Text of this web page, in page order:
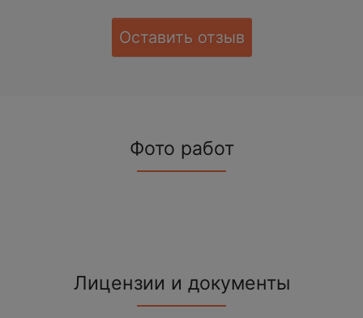
Оставить отзыв
Фото работ
Лицензии и документы